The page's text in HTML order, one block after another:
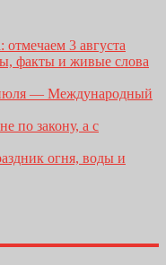
3 августа
факты и живые слова
июля — Международный
по закону, а с
огня, воды и